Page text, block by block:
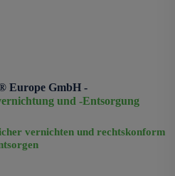
Europe GmbH -
und -Entsorgung
vernichten und rechtskonform